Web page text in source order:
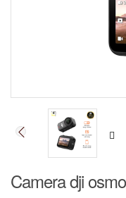
Camera dji